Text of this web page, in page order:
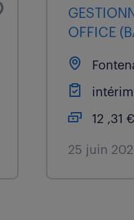
OFFICE
intérim
12 ,31
25 juin